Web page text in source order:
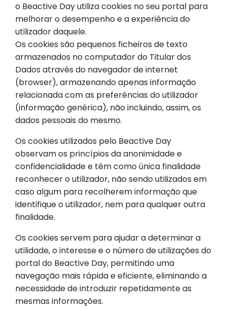
o Beactive Day utiliza cookies no seu portal para
melhorar o desempenho e a experiência do
utilizador daquele.
Os cookies são pequenos ficheiros de texto
armazenados no computador do Titular dos
Dados através do navegador de internet
(browser), armazenando apenas informação
relacionada com as preferências do utilizador
(informação genérica), não incluindo, assim, os
dados pessoais do mesmo.
Os cookies utilizados pelo Beactive Day
observam os princípios da anonimidade e
confidencialidade e têm como única finalidade
reconhecer o utilizador, não sendo utilizados em
caso algum para recolherem informação que
identifique o utilizador, nem para qualquer outra
finalidade.
Os cookies servem para ajudar a determinar a
utilidade, o interesse e o número de utilizações do
portal do Beactive Day, permitindo uma
navegação mais rápida e eficiente, eliminando a
necessidade de introduzir repetidamente as
mesmas informações.